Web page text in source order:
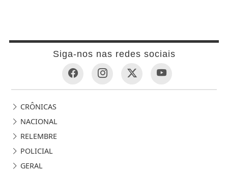
Siga-nos nas redes sociais
CRÔNICAS
NACIONAL
RELEMBRE
POLICIAL
GERAL